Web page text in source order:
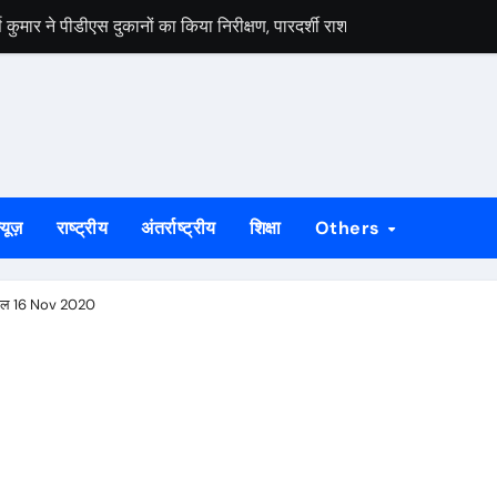
ने पीडीएस दुकानों का किया निरीक्षण, पारदर्शी राशन वितरण के दिए निर्देश
को लेकर भाजपा जमशेदपुर महानगर की तैयारियां हुई तेज, 9 अगस्त को
यूआईएसएल के वरीय महाप्रबंधक से, ज्ञापन सौंपा कंपनी की टीम क्षेत्र का
गागराई ने पंचायत और बूथ संगठन मजबूत करने का किया आह्वान
का मुद्दा, सांसद जोबा माझी ने पूर्ण संचालन की उठाई मांग
राष्ट्रीय अंतर्राष्ट्रीय शिक्षा Others
16 Nov 2020